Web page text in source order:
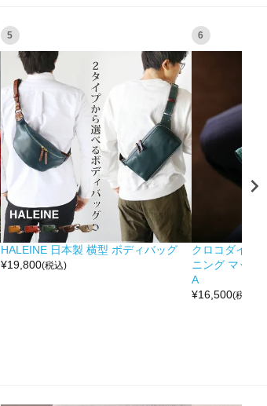
5
HALEINE 日本製 横型 ボディバッグ
¥19,800(税込)
6
クロコダイル
ニング マット
A
¥16,500(税込)